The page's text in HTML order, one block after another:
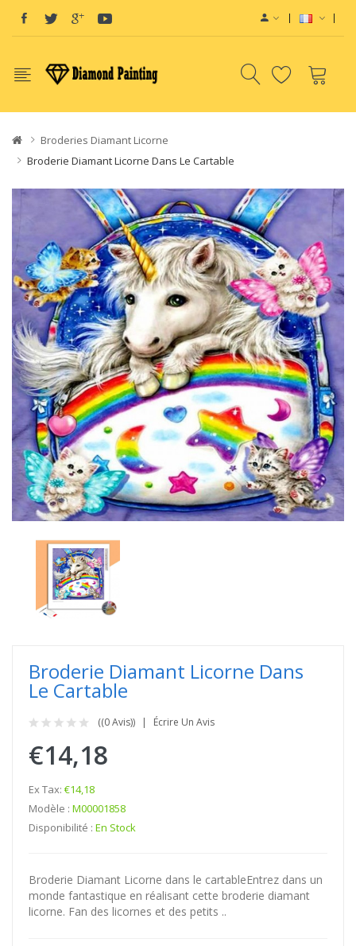
View sites: Vape E-Liquid
Broderies Diamant Licorne
Broderie Diamant Licorne Dans Le Cartable
Broderie Diamant Licorne Dans
Le Cartable
((0 Avis)) Écrire Un Avis
€14,18
Ex Tax: €14,18
Modèle : M00001858
Disponibilité : En Stock
Broderie Diamant Licorne dans le cartableEntrez dans un
monde fantastique en réalisant cette broderie diamant
licorne. Fan des licornes et des petits ..